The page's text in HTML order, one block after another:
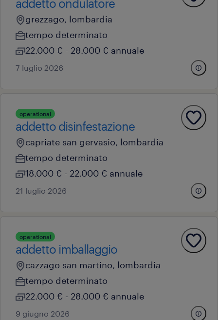
addetto ondulatore
grezzago, lombardia
tempo determinato
22.000 € - 28.000 € annuale
7 luglio 2026
operational
addetto disinfestazione
capriate san gervasio, lombardia
tempo determinato
18.000 € - 22.000 € annuale
21 luglio 2026
operational
addetto imballaggio
cazzago san martino, lombardia
tempo determinato
22.000 € - 28.000 € annuale
9 giugno 2026